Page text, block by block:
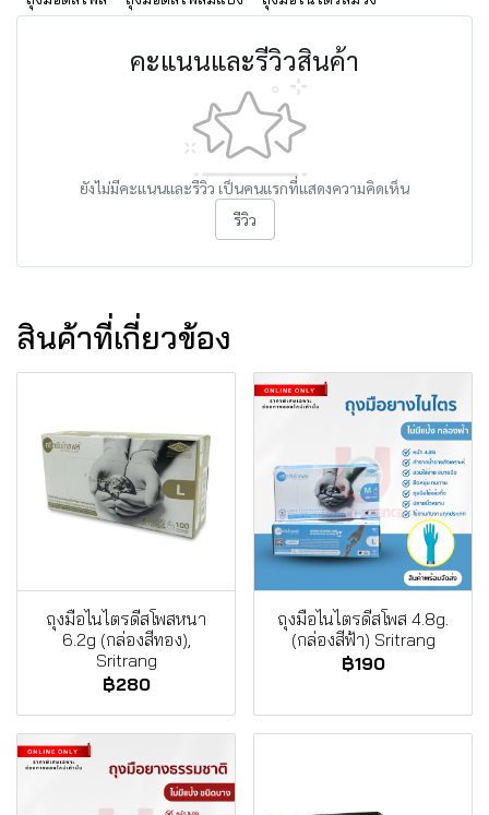
คะแนนและรีวิวสินค้า
ยังไม่มีคะแนนและรีวิว เป็นคนแรกที่แสดงความคิดเห็น
รีวิว
สินค้าที่เกี่ยวข้อง
ถุงมือไนไตรดีสโพสหนา
6.2g (กล่องสีทอง),
Sritrang
฿280
ถุงมือไนไตรดีสโพส 4.8g.
(กล่องสีฟ้า) Sritrang
฿190